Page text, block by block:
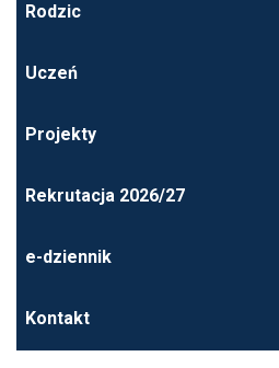
Rodzic
Uczeń
Projekty
Rekrutacja 2026/27
e-dziennik
Kontakt